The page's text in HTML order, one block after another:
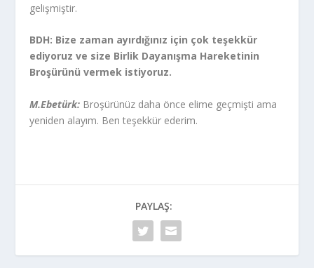
gelişmiştir.
BDH: Bize zaman ayırdığınız için çok teşekkür
ediyoruz ve size Birlik Dayanışma Hareketinin
Broşürünü vermek istiyoruz.
M.Ebetürk: Broşürünüz daha önce elime geçmişti ama
yeniden alayım. Ben teşekkür ederim.
PAYLAŞ: